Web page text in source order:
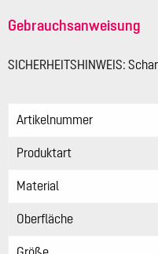
Gebrauchsanweisung
SICHERHEITSHINWEIS:
Artikelnummer
Produktart
Material
Oberfläche